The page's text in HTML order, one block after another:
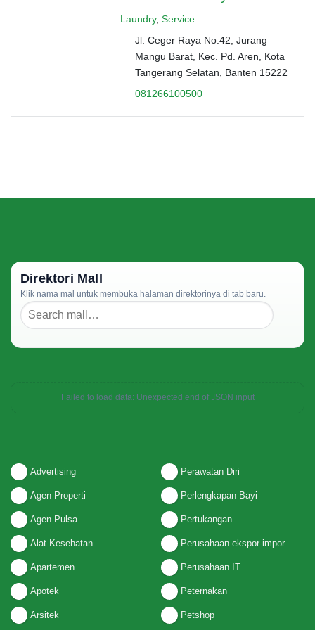
Laundry, Service
Jl. Ceger Raya No.42, Jurang
Mangu Barat, Kec. Pd. Aren, Kota
Tangerang Selatan, Banten 15222
081266100500
Direktori Mall
Klik nama mal untuk membuka halaman direktorinya di tab baru.
Failed to load data: Unexpected end of JSON input
Advertising
Agen Properti
Agen Pulsa
Alat Kesehatan
Apartemen
Apotek
Arsitek
Perawatan Diri
Perlengkapan Bayi
Pertukangan
Perusahaan ekspor-impor
Perusahaan IT
Peternakan
Petshop